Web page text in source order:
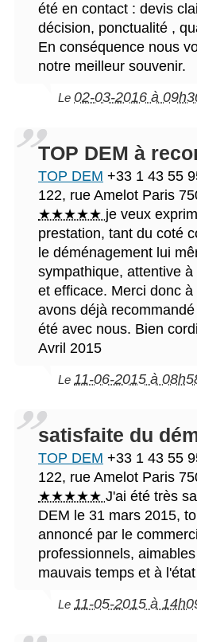
été en contact : devis
décision, ponctualité ,
En conséquence nous
notre meilleur souvenir.
Le 02-03-2016 à
TOP DEM à
TOP DEM +33 1 43 55
122, rue Amelot Paris
★★★★★ je veux
prestation, tant du coté
le déménagement lui
sympathique, attentive
et efficace. Merci donc
avons déjà
été avec nous. Bien
Avril 2015
Le 11-06-2015 à
satisfaite du
TOP DEM +33 1 43 55
122, rue Amelot Paris
★★★★★ J'ai été très
DEM le 31 mars 2015,
annoncé par le
professionnels,
mauvais temps et à
Le 11-05-2015 à